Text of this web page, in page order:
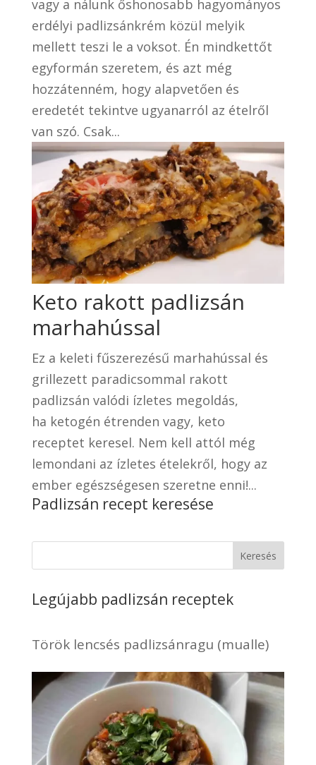
vagy a nálunk őshonosabb hagyományos
erdélyi padlizsánkrém közül melyik
mellett teszi le a voksot. Én mindkettőt
egyformán szeretem, és azt még
hozzátenném, hogy alapvetően és
eredetét tekintve ugyanarról az ételről
van szó. Csak...
Keto rakott padlizsán
marhahússal
Ez a keleti fűszerezésű marhahússal és
grillezett paradicsommal rakott
padlizsán valódi ízletes megoldás,
ha ketogén étrenden vagy, keto
receptet keresel. Nem kell attól még
lemondani az ízletes ételekről, hogy az
ember egészségesen szeretne enni!...
Padlizsán recept keresése
Keresés
Legújabb padlizsán receptek
Török lencsés padlizsánragu (mualle)